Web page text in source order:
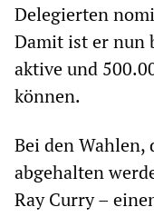
Delegierten
Damit ist er nun
aktive und
können.
Bei den Wahlen,
abgehalten
Ray Curry –